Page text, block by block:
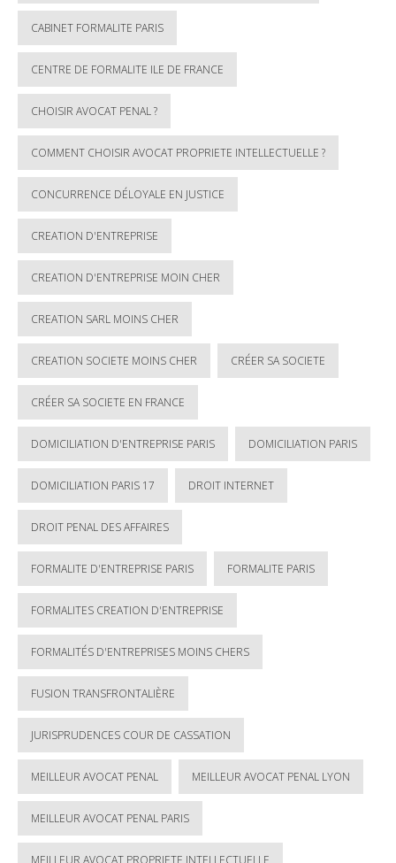
CABINET FORMALITE PARIS
CENTRE DE FORMALITE ILE DE FRANCE
CHOISIR AVOCAT PENAL ?
COMMENT CHOISIR AVOCAT PROPRIETE INTELLECTUELLE ?
CONCURRENCE DÉLOYALE EN JUSTICE
CREATION D'ENTREPRISE
CREATION D'ENTREPRISE MOIN CHER
CREATION SARL MOINS CHER
CREATION SOCIETE MOINS CHER CRÉER SA SOCIETE
CRÉER SA SOCIETE EN FRANCE
DOMICILIATION D'ENTREPRISE PARIS DOMICILIATION PARIS
DOMICILIATION PARIS 17 DROIT INTERNET
DROIT PENAL DES AFFAIRES
FORMALITE D'ENTREPRISE PARIS FORMALITE PARIS
FORMALITES CREATION D'ENTREPRISE
FORMALITÉS D'ENTREPRISES MOINS CHERS
FUSION TRANSFRONTALIÈRE
JURISPRUDENCES COUR DE CASSATION
MEILLEUR AVOCAT PENAL MEILLEUR AVOCAT PENAL LYON
MEILLEUR AVOCAT PENAL PARIS
MEILLEUR AVOCAT PROPRIETE INTELLECTUELLE